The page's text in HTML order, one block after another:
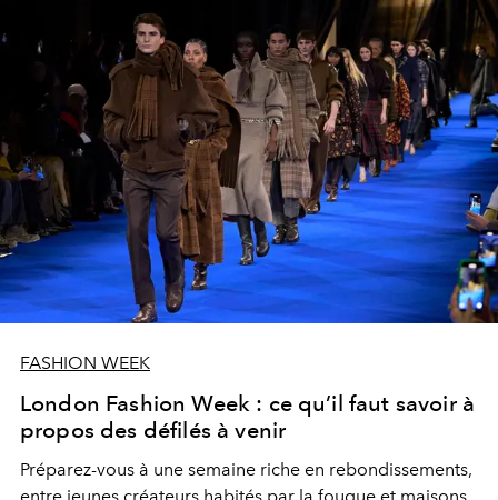
FASHION WEEK
London Fashion Week : ce qu’il faut savoir à
propos des défilés à venir
Préparez-vous à une semaine riche en rebondissements,